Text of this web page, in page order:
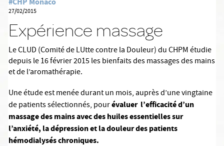
27/02/2015
Expérience massage
Le CLUD (Comité de LUtte contre la Douleur) du CHPM étudie
depuis le 16 février 2015 les bienfaits des massages des mains
et de l’aromathérapie.
Une étude est menée durant un mois, auprès d’une vingtaine
de patients sélectionnés, pourévaluer l’efficacité d’un
massage des mains avec des huiles essentielles sur
l’anxiété, la dépression et la douleur des patients
hémodialysés chroniques.